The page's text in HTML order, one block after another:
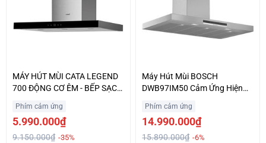
MÁY HÚT MÙI CATA LEGEND
700 ĐỘNG CƠ ÊM - BẾP SẠCH
Phím cảm ứng
5.990.000₫
9.150.000₫ -35%
Máy Hút Mùi BOSCH
DWB97IM50 Cảm Ứng Hiện
Phím cảm ứng
14.990.000₫
15.890.000₫ -6%